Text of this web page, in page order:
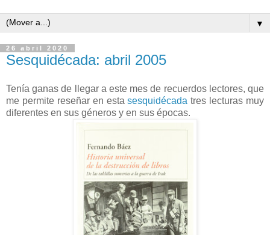
▼
26 abril 2020
Sesquidécada: abril 2005
Tenía ganas de llegar a este mes de recuerdos lectores, que
me permite reseñar en estasesquidécadatres lecturas muy
diferentes en sus géneros y en sus épocas.